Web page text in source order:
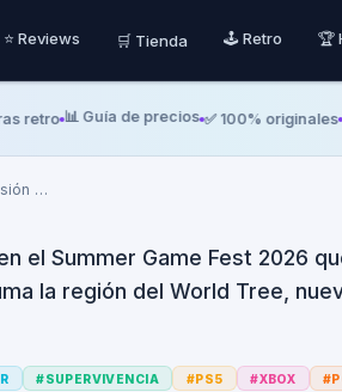
⭐ Reviews 🛒 Tienda 🕹️ Retro 🏆
retro 📊 Guía de precios ✅ 100% originales
…
tiene
el 10 de
de mapa
el Summer Game Fest 2026
la región del World Tree,
#SUPERVIVENCIA #PS5 #XBOX #